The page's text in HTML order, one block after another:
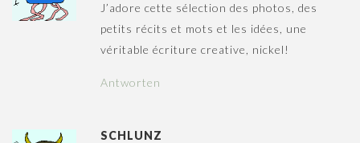
J’adore cette sélection des photos, des
petits récits et mots et les idées, une
véritable écriture creative, nickel!
Antworten
SCHLUNZ